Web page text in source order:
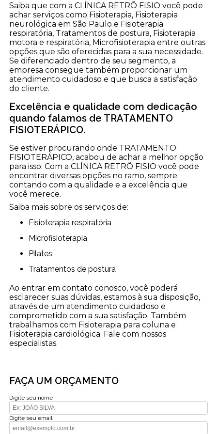
Saiba que com a CLÍNICA RETRÔ FISIO você pode
achar serviços como Fisioterapia, Fisioterapia
neurológica em São Paulo e Fisioterapia
respiratória, Tratamentos de postura, Fisioterapia
motora e respiratória, Microfisioterapia entre outras
opções que são oferecidas para a sua necessidade.
Se diferenciado dentro de seu segmento, a
empresa consegue também proporcionar um
atendimento cuidadoso e que busca a satisfação
do cliente.
Excelência e qualidade com dedicação
quando falamos de TRATAMENTO
FISIOTERÁPICO.
Se estiver procurando onde TRATAMENTO
FISIOTERÁPICO, acabou de achar a melhor opção
para isso. Com a CLÍNICA RETRÔ FISIO você pode
encontrar diversas opções no ramo, sempre
contando com a qualidade e a excelência que
você merece.
Saiba mais sobre os serviços de:
Fisioterapia respiratória
Microfisioterapia
Pilates
Tratamentos de postura
Ao entrar em contato conosco, você poderá
esclarecer suas dúvidas, estamos à sua disposição,
através de um atendimento cuidadoso e
comprometido com a sua satisfação. Também
trabalhamos com Fisioterapia para coluna e
Fisioterapia cardiológica. Fale com nossos
especialistas.
FAÇA UM ORÇAMENTO
Digite seu nome
Digite seu email